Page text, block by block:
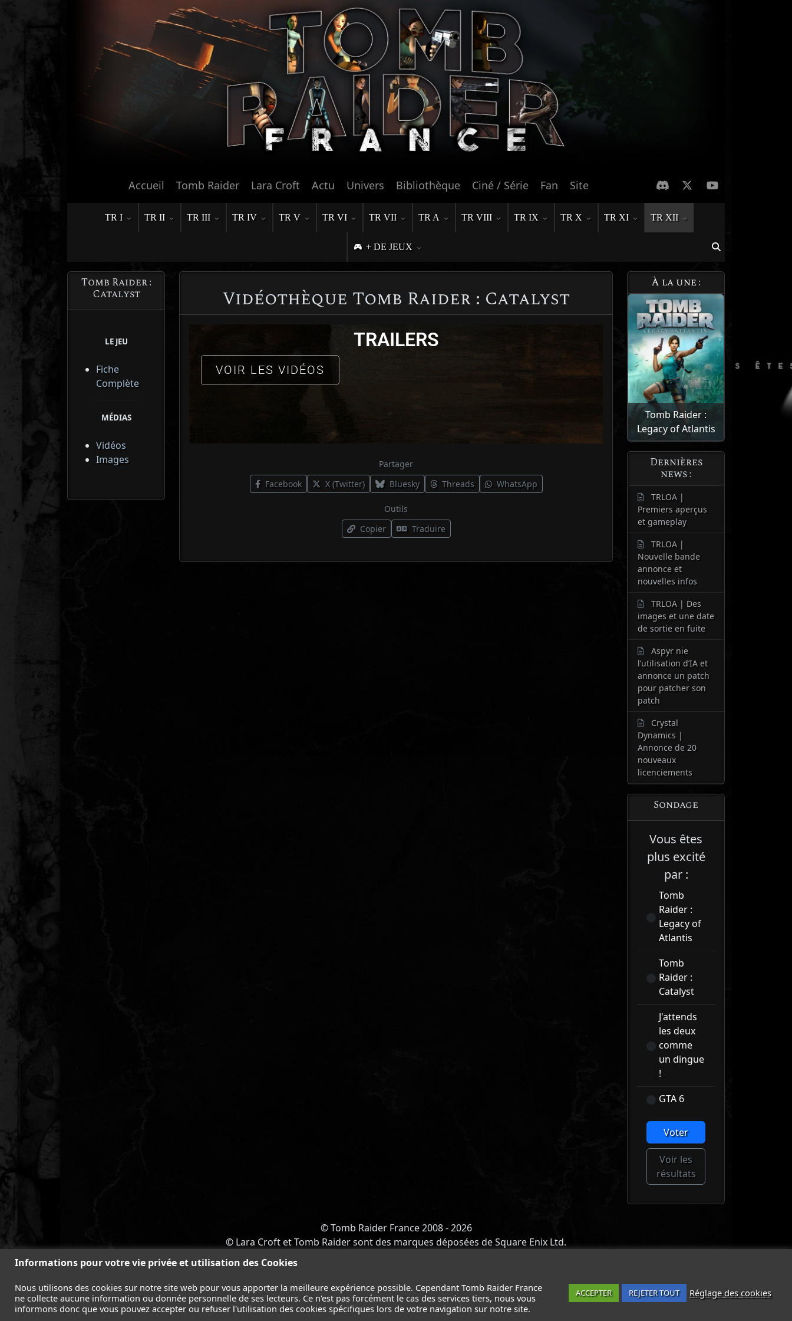
Accueil Tomb Raider Lara Croft Actu Univers Bibliothèque Ciné / Série Fan Site
TR I TR II TR III TR IV TR V TR VI TR VII TR A TR VIII TR IX TR X TR XI TR XII
+ DE JEUX
Tomb Raider :
Catalyst
LE JEU
Fiche
Complète
MÉDIAS
Vidéos
Images
Vidéothèque Tomb Raider : Catalyst
TRAILERS
VOIR LES VIDÉOS
Partager
Facebook
X (Twitter) Bluesky Threads WhatsApp
Outils
Copier
Traduire
À la une :
Tomb Raider :
Legacy of Atlantis
Dernières
news :
TRLOA |
Premiers aperçus
et gameplay
TRLOA |
Nouvelle bande
annonce et
nouvelles infos
TRLOA | Des
images et une date
de sortie en fuite
Aspyr nie
l’utilisation d’IA et
annonce un patch
pour patcher son
patch
Crystal
Dynamics |
Annonce de 20
nouveaux
licenciements
Sondage
Vous êtes
plus excité
par :
Tomb
Raider :
Legacy of
Atlantis
Tomb
Raider :
Catalyst
J'attends
les deux
comme
un dingue
!
GTA 6
Voter
Voir les
résultats
Informations pour votre vie privée et utilisation des Cookies
Nous utilisons des cookies sur notre site web pour vous apporter la meilleure expérience possible. Cependant Tomb Raider France
ne collecte aucune information ou donnée personnelle de ses lecteurs. Ce n'est pas forcément le cas des services tiers, nous vous
informons donc que vous pouvez accepter ou refuser l'utilisation des cookies spécifiques lors de votre navigation sur notre site.
ACCEPTER REJETER TOUT Réglage des cookies
© Tomb Raider France 2008 - 2026
© Lara Croft et Tomb Raider sont des marques déposées de Square Enix Ltd.
ACCUEIL
TOMB RAIDER - LEGACY OF ATLANTIS